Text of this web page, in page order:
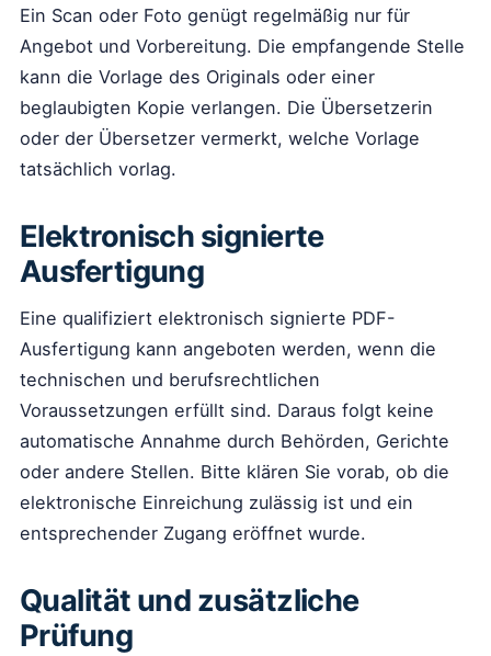
Ein Scan oder Foto genügt regelmäßig nur für
Angebot und Vorbereitung. Die empfangende Stelle
kann die Vorlage des Originals oder einer
beglaubigten Kopie verlangen. Die Übersetzerin
oder der Übersetzer vermerkt, welche Vorlage
tatsächlich vorlag.
Elektronisch signierte
Ausfertigung
Eine qualifiziert elektronisch signierte PDF-
Ausfertigung kann angeboten werden, wenn die
technischen und berufsrechtlichen
Voraussetzungen erfüllt sind. Daraus folgt keine
automatische Annahme durch Behörden, Gerichte
oder andere Stellen. Bitte klären Sie vorab, ob die
elektronische Einreichung zulässig ist und ein
entsprechender Zugang eröffnet wurde.
Qualität und zusätzliche
Prüfung